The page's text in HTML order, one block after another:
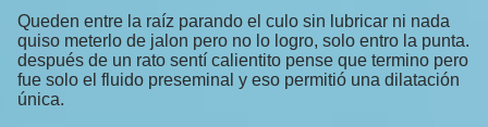
Queden entre la raíz parando el culo sin lubricar ni nada
quiso meterlo de jalon pero no lo logro, solo entro la punta.
después de un rato sentí calientito pense que termino pero
fue solo el fluido preseminal y eso permitió una dilatación
única.